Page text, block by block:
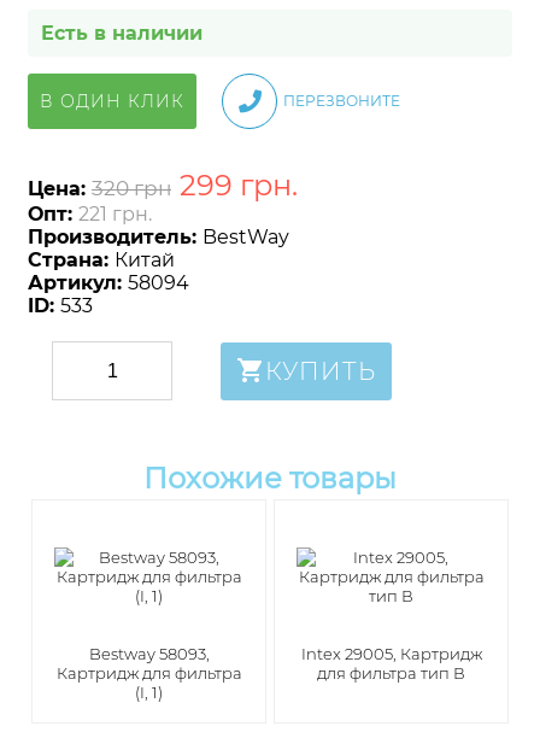
Есть в наличии
В ОДИН КЛИК ПЕРЕЗВОНИТЕ
Цена: 320 грн 299 грн.
Опт: 221 грн.
Производитель: BestWay
Страна: Китай
Артикул: 58094
ID: 533
КУПИТЬ
Похожие товары
Bestway 58093,
Картридж для фильтра
(I, 1)
Intex 29005, Картридж
для фильтра тип В